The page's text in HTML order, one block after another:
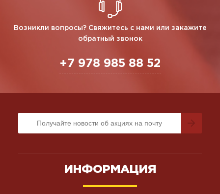
Возникли вопросы? Свяжитесь с нами или закажите
обратный звонок
+7 978 985 88 52
ИНФОРМАЦИЯ